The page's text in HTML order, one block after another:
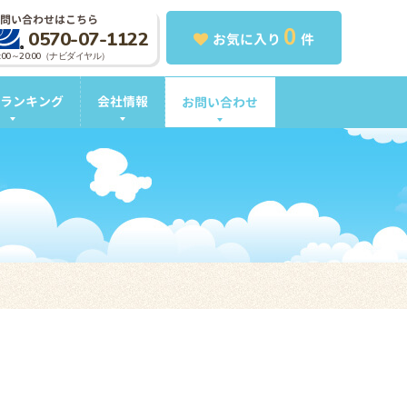
お気に入り 0 件
い合わせはこちら
0570-07-1122
～20:00（ナビダイヤル）
ンキング 会社情報 お問い合わせ